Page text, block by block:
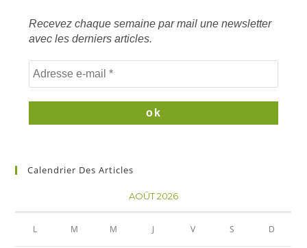
Recevez chaque semaine par mail une newsletter
avec les derniers articles.
Calendrier Des Articles
AOÛT 2026
L M M J V S D